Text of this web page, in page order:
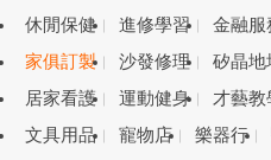
休閒保健
進修學習 金融服
家俱訂製
沙發修理 矽晶地
居家看護
運動健身 才藝教
文具用品
寵物店 樂器行